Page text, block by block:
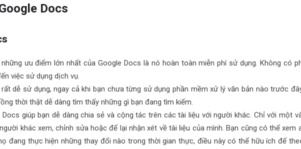
Docs
ưu điểm lớn nhất của Google Docs là nó hoàn toàn miễn phí sử dụng. Không có
việc sử dụng dịch vụ.
dễ sử dụng, ngay cả khi bạn chưa từng sử dụng phần mềm xử lý văn bản nào trước
thời thật dễ dàng tìm thấy những gì bạn đang tìm kiếm.
giúp bạn dễ dàng chia sẻ và cộng tác trên các tài liệu với người khác. Chỉ với một
khác xem, chỉnh sửa hoặc để lại nhận xét về tài liệu của mình. Bạn cũng có thể xem
đang thực hiện những thay đổi nào trong thời gian thực, điều này có thể hữu ích để